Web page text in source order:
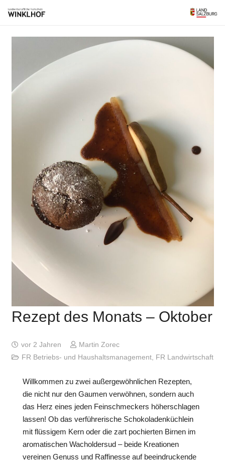
Rezept des Monats – Oktober
vor 2 Jahren
Martin Zorec
FR Betriebs- und Haushaltsmanagement, FR Landwirtschaft
Willkommen zu zwei außergewöhnlichen Rezepten,
die nicht nur den Gaumen verwöhnen, sondern auch
das Herz eines jeden Feinschmeckers höherschlagen
lassen! Ob das verführerische Schokoladenküchlein
mit flüssigem Kern oder die zart pochierten Birnen im
aromatischen Wacholdersud – beide Kreationen
vereinen Genuss und Raffinesse auf beeindruckende